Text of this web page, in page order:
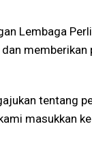
Lembaga
tentang
masukkan